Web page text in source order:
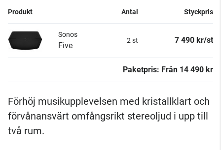
Produkt Antal Styckpris
Sonos
Five
2 st 7 490 kr/st
Paketpris: Från 14 490 kr
Förhöj musikupplevelsen med kristallklart och
förvånansvärt omfångsrikt stereoljud i upp till
två rum.